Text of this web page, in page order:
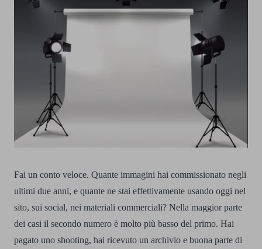
Fai un conto veloce. Quante immagini hai commissionato negli
ultimi due anni, e quante ne stai effettivamente usando oggi nel
sito, sui social, nei materiali commerciali? Nella maggior parte
dei casi il secondo numero è molto più basso del primo. Hai
pagato uno shooting, hai ricevuto un archivio e buona parte di